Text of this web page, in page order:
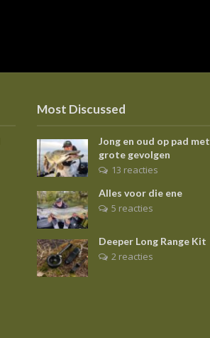
Most Discussed
Jong en oud op pad met
grote gevolgen
13 reacties
Alles voor die ene
5 reacties
Deeper Long Range Kit
2 reacties